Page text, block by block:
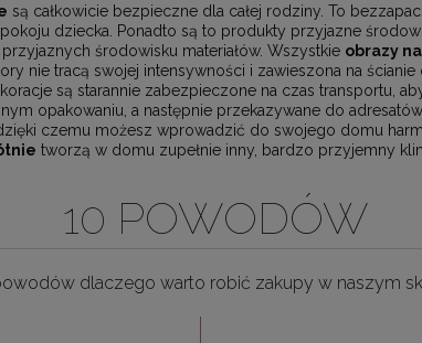
są całkowicie bezpieczne dla całej rodziny. To
dziecka. Ponadto są to produkty przyjazne
środowisku materiałów. Wszystkie obrazy
nie tracą swojej intensywności i zawieszona na
są starannie zabezpieczone na czas transportu,
opakowaniu, a następnie przekazywane do
czemu możesz wprowadzić do swojego domu
tworzą w domu zupełnie inny, bardzo przyjemny
10 POWODÓW
dlaczego warto robić zakupy w naszym